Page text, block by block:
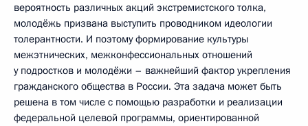
вероятность различных акций экстремистского толка,
молодёжь призвана выступить проводником идеологии
толерантности. И поэтому формирование культуры
межэтнических, межконфессиональных отношений
у подростков и молодёжи – важнейший фактор укрепления
гражданского общества в России. Эта задача может быть
решена в том числе с помощью разработки и реализации
федеральной целевой программы, ориентированной